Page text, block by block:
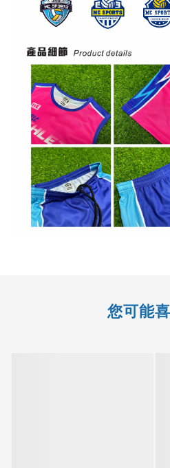
您可能